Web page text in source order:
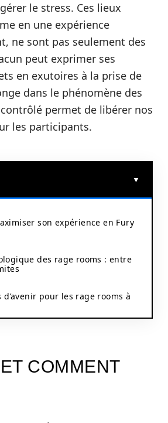
le stress. Ces lieux
en une expérience
ne sont pas seulement des
peut exprimer ses
en exutoires à la prise de
dans le phénomène des
permet de libérer nos
les participants.
son expérience en Fury
des rage rooms : entre
d’avenir pour les rage rooms à
COMMENT